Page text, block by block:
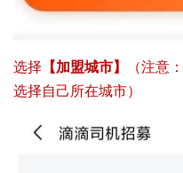
选择 【加盟城市】 （注意：
选择自己所在城市）